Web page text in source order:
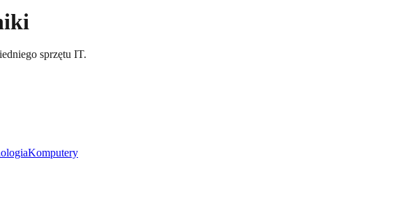
sprzętu IT.
Komputery